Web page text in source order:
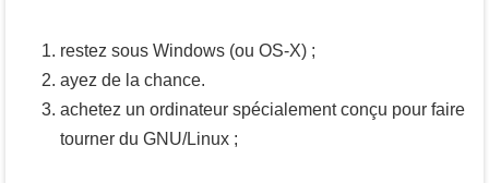
restez sous Windows (ou OS-X) ;
ayez de la chance.
achetez un ordinateur spécialement conçu pour faire
tourner du GNU/Linux ;